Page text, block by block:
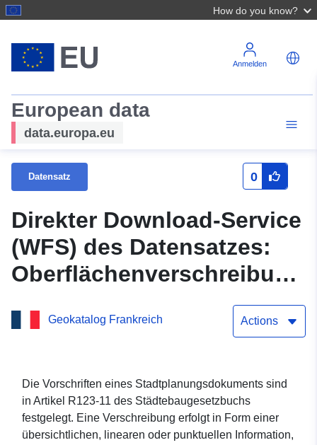
How do you know?
Anmelden
European data
data.europa.eu
Datensatz 0
Direkter Download-Service
(WFS) des Datensatzes:
Oberflächenverschreibung
Geokatalog Frankreich Actions
Die Vorschriften eines Stadtplanungsdokuments sind
in Artikel R123-11 des Städtebaugesetzbuchs
festgelegt. Eine Verschreibung erfolgt in Form einer
übersichtlichen, linearen oder punktuellen Information,